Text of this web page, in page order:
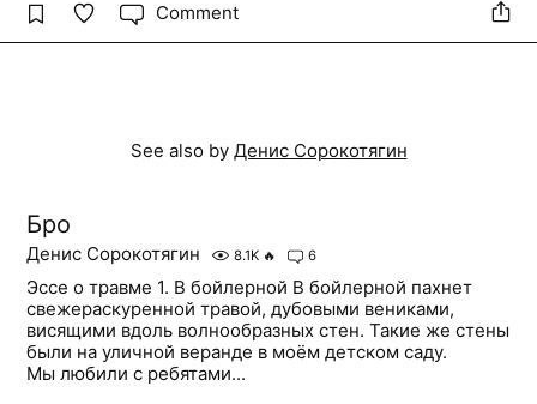
Comment
See also by Денис Сорокотягин
Бро
Денис Сорокотягин 8.1K 🔥 6
Эссе о травме 1. В бойлерной В бойлерной пахнет
свежераскуренной травой, дубовыми вениками,
висящими вдоль волнообразных стен. Такие же стены
были на уличной веранде в моём детском саду.
Мы любили с ребятами...